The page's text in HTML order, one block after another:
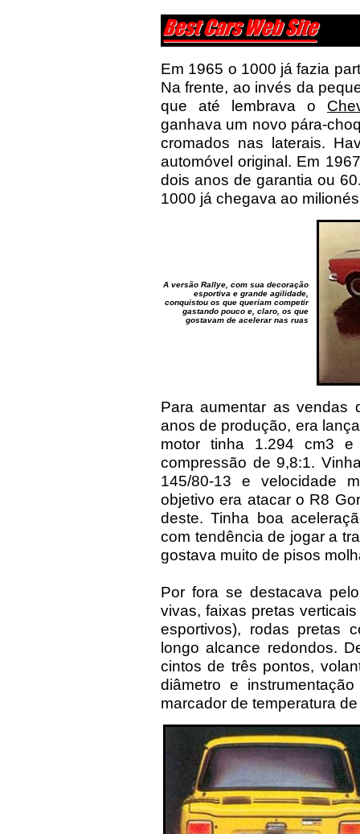
Em 1965 o 1000 já fazia
Na frente, ao invés da
que até lembrava o
ganhava um novo pára-
cromados nas laterais.
automóvel original. Em
dois anos de garantia ou
1000 já chegava ao
A versão Rallye, com sua decoração
esportiva e grande agilidade,
conquistou os que queriam competir
gastando pouco e, claro, os que
gostavam de acelerar nas ruas
Para aumentar as vendas
anos de produção, era
motor tinha 1.294 cm3
compressão de 9,8:1.
145/80-13 e velocidade
objetivo era atacar o R8
deste. Tinha boa
com tendência de jogar a
gostava muito de pisos
Por fora se destacava
vivas, faixas pretas
esportivos), rodas pretas
longo alcance redondos.
cintos de três pontos,
diâmetro e
marcador de temperatura